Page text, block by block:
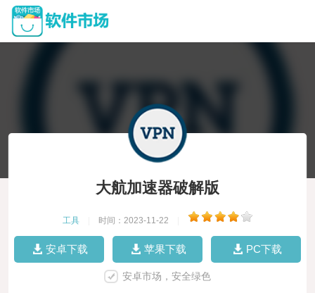
大航加速器破解版
工具 时间：2023-11-22
安卓下载 苹果下载 PC下载
安卓市场，安全绿色